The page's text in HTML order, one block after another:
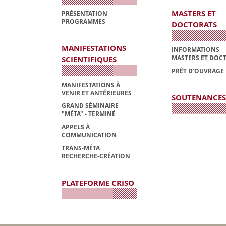
PRÉSENTATION
PROGRAMMES
MANIFESTATIONS
SCIENTIFIQUES
MANIFESTATIONS À
VENIR ET ANTÉRIEURES
GRAND SÉMINAIRE
"MÉTA" - TERMINÉ
APPELS À
COMMUNICATION
TRANS-MÉTA
RECHERCHE-CRÉATION
PLATEFORME CRISO
MASTERS ET
DOCTORATS
INFORMATIONS
MASTERS ET
PRÊT D'OUVRAGE
SOUTENANCES